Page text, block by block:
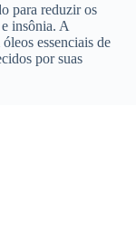
para reduzir os
insônia. A
essenciais de
por suas